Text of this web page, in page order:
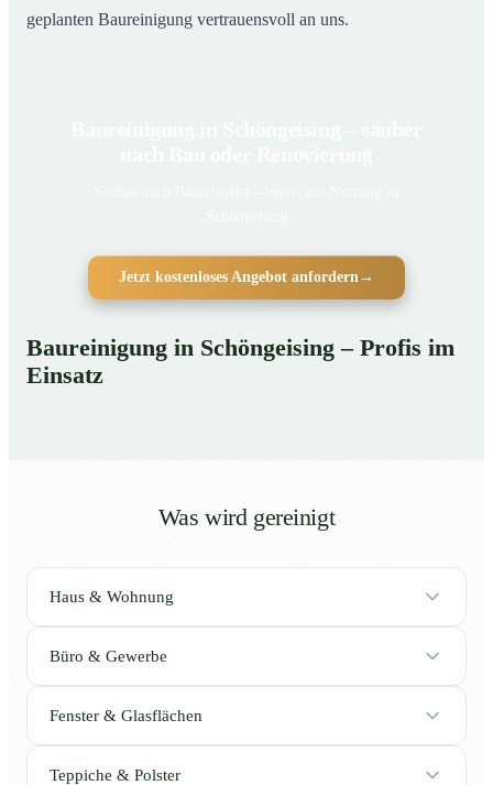
geplanten Baureinigung vertrauensvoll an uns.
Jetzt kostenloses Angebot anfordern→
Baureinigung in Schöngeising – Profis im
Einsatz
Was wird gereinigt
Haus & Wohnung
Büro & Gewerbe
Fenster & Glasflächen
Teppiche & Polster